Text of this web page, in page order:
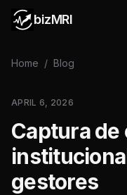
bizMRI
Home / Blog
APRIL 6, 2026
Captura
gestores